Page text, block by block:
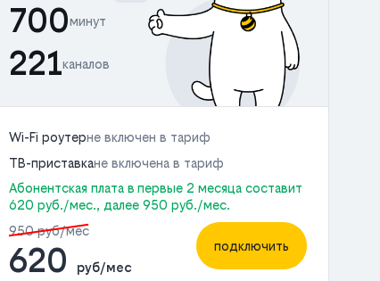
700минут
221каналов
Wi-Fi роутерне включен в тариф
ТВ-приставкане включена в тариф
Абонентская плата в первые 2 месяца составит
620 руб./мес., далее 950 руб./мес.
950 руб/мес
620 руб/мес
подключить